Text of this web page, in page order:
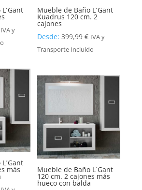
IVA y
Mueble de Baño L´Gant
Kuadrus 120 cm. 2
cajones
Desde:399,99€ IVA y
Transporte Incluido
más Mueble de Baño L´Gant
120 cm. 2 cajones más
hueco con balda